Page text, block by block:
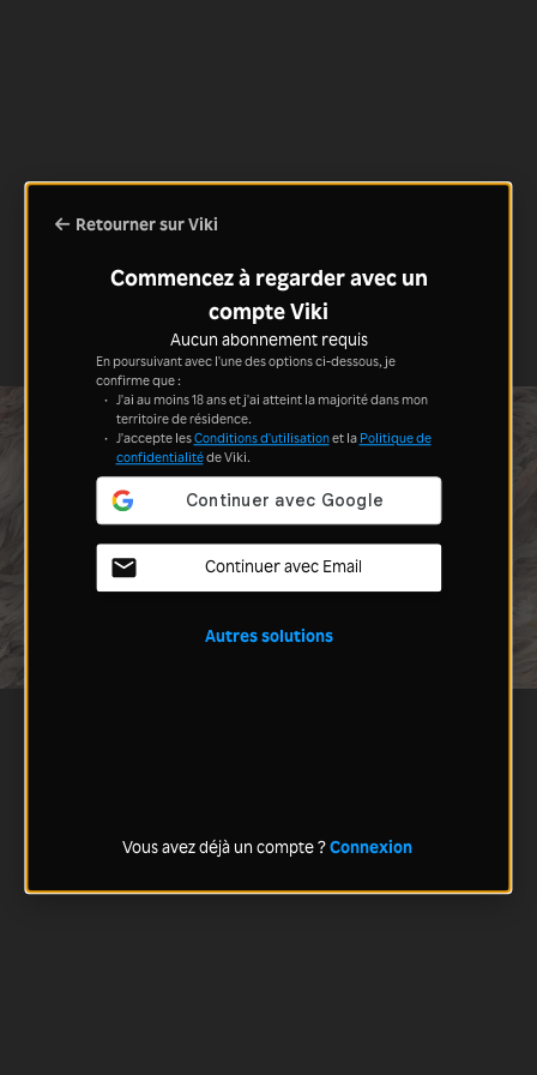
Retourner sur Viki
Commencez à regarder avec un
compte Viki
Aucun abonnement requis
En poursuivant avec l'une des options ci-dessous, je
confirme que :
J'ai au moins 18 ans et j'ai atteint la majorité dans mon
territoire de résidence.
J'accepte lesConditions d'utilisationet la Politique de
confidentialitéde Viki.
Continuer avec Email
Autres solutions
Vous avez déjà un compte ?Connexion